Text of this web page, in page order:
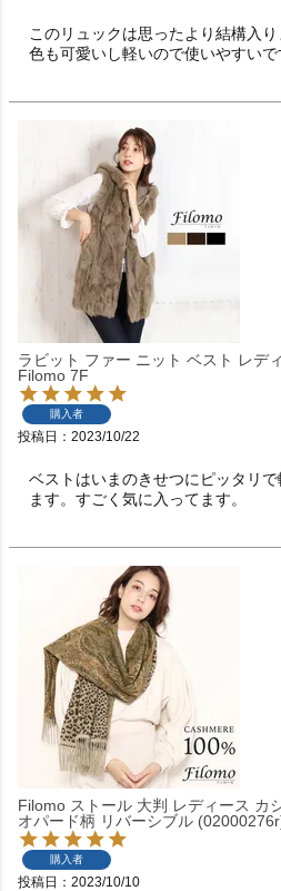
このリュックは思ったより結構入り
色も可愛いし軽いので使いやすいで
ラビット ファー ニット ベスト レデ
Filomo 7F
購入者
投稿日 2023/10/22
ベストはいまのきせつにピッタリ
ます。すごく気に入ってます。
Filomo ストール 大判 レディース カ
オパード柄 リバーシブル
購入者
投稿日 2023/10/10